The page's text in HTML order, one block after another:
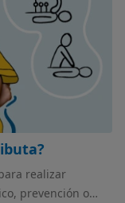
realizar
prevención o